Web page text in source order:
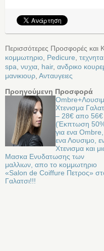
Περισσότερες Προσφορές και
κομμωτηριο Pedicure
spa νυχια hair, ανδρικο
μανικιουρ Ανταυγειες
Προηγούμενη Προσφορά
Χτενισμα
– 28€ απο 56€
(Έκπτωση
για ενα Ombre,
ενα Λουσιμο,
Χτενισμα και
Μασκα Ενυδατωσης των
μαλλιων, απο το κομμωτηριο
«Salon de Coiffure Πετρος»
Γαλατσι!!!